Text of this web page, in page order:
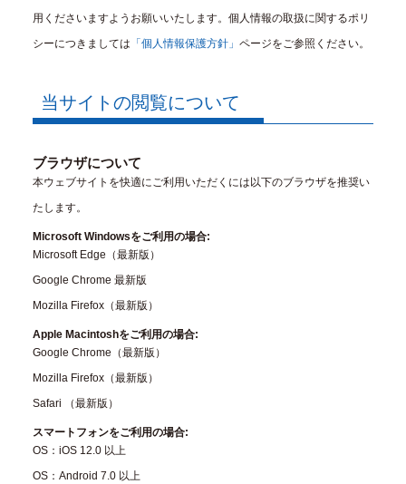
用くださいますようお願いいたします。個人情報の取扱に関するポリ
シーにつきましては 「個人情報保護方針」 ページをご参照ください。
当サイトの閲覧について
ブラウザについて
本ウェブサイトを快適にご利用いただくには以下のブラウザを推奨い
たします。
Microsoft Windowsをご利用の場合:
Microsoft Edge（最新版）
Google Chrome 最新版
Mozilla Firefox（最新版）
Apple Macintoshをご利用の場合:
Google Chrome（最新版）
Mozilla Firefox（最新版）
Safari （最新版）
スマートフォンをご利用の場合:
OS：iOS 12.0 以上
OS：Android 7.0 以上